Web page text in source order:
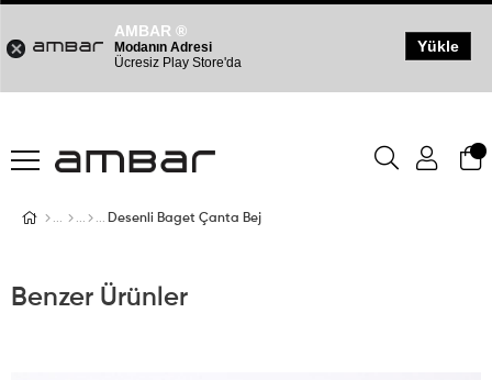
Desenli Baget Çanta Bej
Benzer Ürünler
AMBAR ®
Modanın Adresi
Ücresiz Play Store'da
Yükle